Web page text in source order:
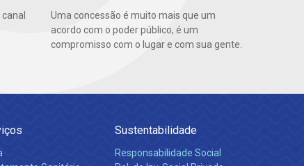
Uma concessão é muito mais que um
acordo com o poder público, é um
compromisso com o lugar e com sua gente.
Sustentabilidade
Responsabilidade Social